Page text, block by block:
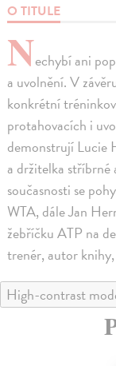
O TITULE
Nechybí ani
a uvolnění. V
konkrétní
protahovacích i
demonstrují Lucie
a držitelka stříbrné
současnosti se
WTA, dále Jan
žebříčku ATP na
trenér, autor
High-contrast